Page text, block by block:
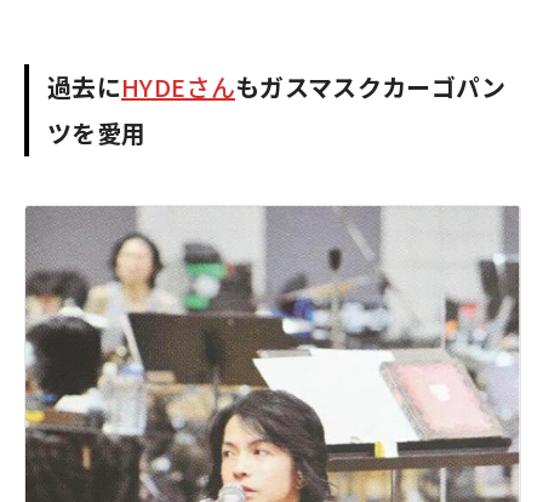
過去にHYDEさんもガスマスクカーゴパン
ツを愛用